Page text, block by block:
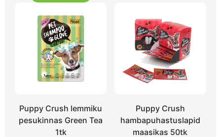
Puppy Crush lemmiku
pesukinnas Green Tea
1tk
Puppy Crush
hambapuhastuslapid
maasikas 50tk